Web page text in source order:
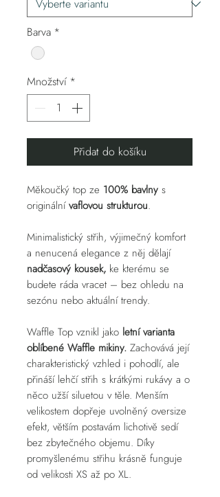
Barva *
Množství *
Přidat do košíku
Měkoučký top ze 100% bavlny s
originálnívaflovou strukturou.
Minimalistický střih, výjimečný komfort
a nenucená elegance z něj dělají
nadčasový kousek, ke kterému se
budete ráda vracet – bez ohledu na
sezónu nebo aktuální trendy.
Waffle Top vznikl jako letní varianta
oblíbené Waffle mikiny. Zachovává její
charakteristický vzhled i pohodlí, ale
přináší lehčí střih s krátkými rukávy a o
něco užší siluetou v těle. Menším
velikostem dopřeje uvolněný oversize
efekt, větším postavám lichotivě sedí
bez zbytečného objemu. Díky
promyšlenému střihu krásně funguje
od velikosti XS až po XL.